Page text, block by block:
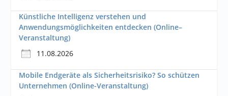
Künstliche Intelligenz verstehen und
Anwendungsmöglichkeiten entdecken (Online–
Veranstaltung)
11.08.2026
Mobile Endgeräte als Sicherheitsrisiko? So schützen
Unternehmen (Online-Veranstaltung)